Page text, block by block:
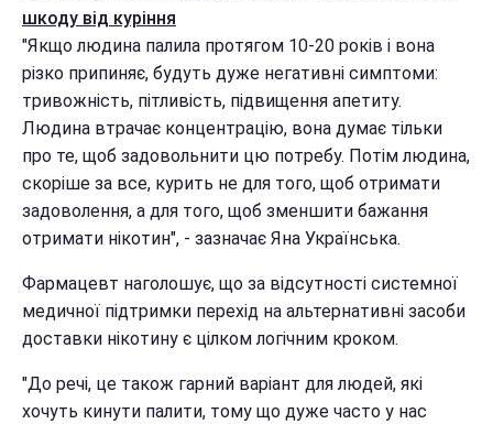
шкоду від куріння
"Якщо людина палила протягом 10-20 років і вона
різко припиняє, будуть дуже негативні симптоми:
тривожність, пітливість, підвищення апетиту.
Людина втрачає концентрацію, вона думає тільки
про те, щоб задовольнити цю потребу. Потім людина,
скоріше за все, курить не для того, щоб отримати
задоволення, а для того, щоб зменшити бажання
отримати нікотин", - зазначає Яна Українська.
Фармацевт наголошує, що за відсутності системної
медичної підтримки перехід на альтернативні засоби
доставки нікотину є цілком логічним кроком.
"До речі, це також гарний варіант для людей, які
хочуть кинути палити, тому що дуже часто у нас